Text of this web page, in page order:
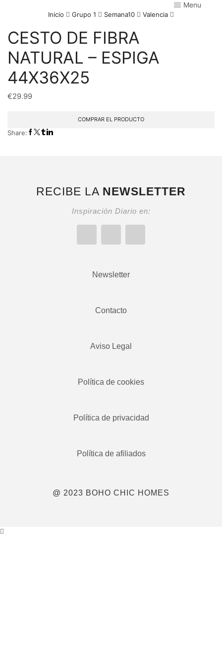
Menu
Inicio Grupo 1 Semana10 Valencia
CESTO DE FIBRA
NATURAL – ESPIGA
44X36X25
€29.99
COMPRAR EL PRODUCTO
Share:
RECIBE LA NEWSLETTER
Inspiración Diario en:
Newsletter
Contacto
Aviso Legal
Política de cookies
Política de privacidad
Política de afiliados
@ 2023 BOHO CHIC HOMES